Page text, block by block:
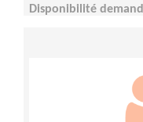
Disponibilité